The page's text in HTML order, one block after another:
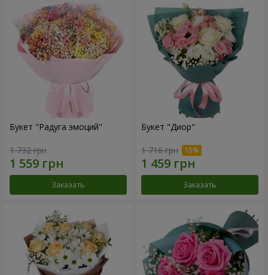
Букет "Радуга эмоций"
1 732 грн
Заказать
Букет "Диор"
1 716 грн
Заказать